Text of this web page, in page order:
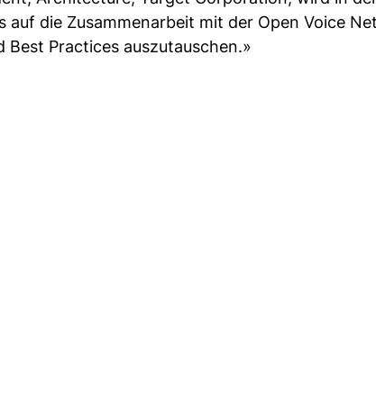
die Zusammenarbeit mit der Open Voice
Practices auszutauschen.»